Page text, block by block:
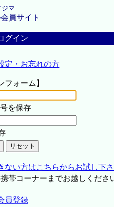
ジマ
員サイト
グイン
定・お忘れの方
フォーム】
を保存
ない方はこちらからお試し下
帯コーナーまでお越しくださ
員登録